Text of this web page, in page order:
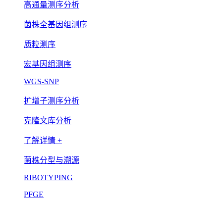
高通量测序分析
菌株全基因组测序
质粒测序
宏基因组测序
WGS-SNP
扩增子测序分析
克隆文库分析
了解详情 +
菌株分型与溯源
RIBOTYPING
PFGE